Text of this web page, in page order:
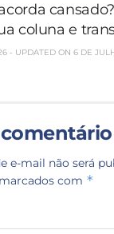
coluna e
- UPDATED ON 6 DE
e-mail não será
com *